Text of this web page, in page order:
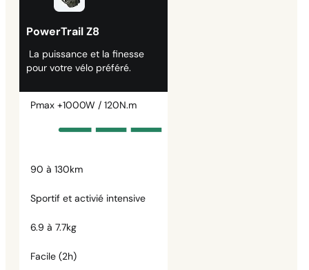
PowerTrail Z8
La puissance et la finesse
pour votre vélo préféré.
Pmax +1000W / 120N.m
90 à 130km
Sportif et activié intensive
6.9 à 7.7kg
Facile (2h)